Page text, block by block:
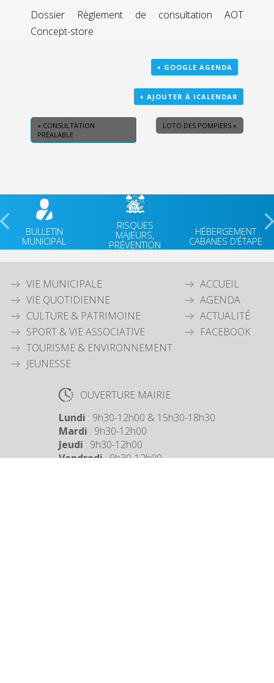
Dossier Règlement de consultation AOT
Concept-store
+ GOOGLE AGENDA
+ AJOUTER À ICALENDAR
« CONSULTATION
PRÉALABLE
LOTO DES POMPIERS »
BULLETIN
MUNICIPAL
RISQUES
MAJEURS,
PRÉVENTION
HÉBERGEMENT
CABANES D’ÉTAPE
VIE MUNICIPALE
VIE QUOTIDIENNE
CULTURE & PATRIMOINE
SPORT & VIE ASSOCIATIVE
TOURISME & ENVIRONNEMENT
JEUNESSE
ACCUEIL
AGENDA
ACTUALITÉ
FACEBOOK
OUVERTURE MAIRIE
Lundi : 9h30-12h00 & 15h30-18h30
Mardi : 9h30-12h00
Jeudi : 9h30-12h00
Vendredi: 9h30-12h00